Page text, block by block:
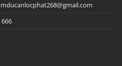
666